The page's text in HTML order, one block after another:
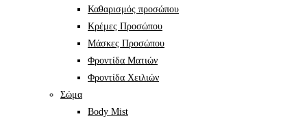
Καθαρισμός προσώπου
Κρέμες Προσώπου
Μάσκες Προσώπου
Φροντίδα Ματιών
Φροντίδα Χειλιών
Σώμα
Body Mist